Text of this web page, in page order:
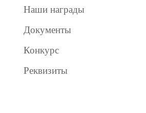
Наши награды
Документы
Конкурс
Реквизиты